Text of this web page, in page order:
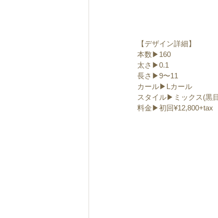
【デザイン詳細】
本数▶︎160
太さ▶︎0.1
長さ▶︎9〜11
カール▶︎Lカール
スタイル▶︎ミックス(黒
料金▶︎初回¥12,800+tax